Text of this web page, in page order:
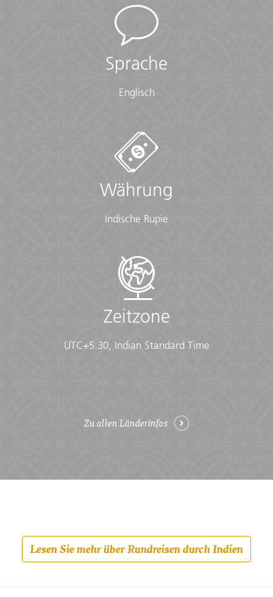
Sprache
Englisch
Währung
Indische Rupie
Zeitzone
UTC+5:30, Indian Standard Time
Zu allen Länderinfos
Lesen Sie mehr über Rundreisen durch Indien